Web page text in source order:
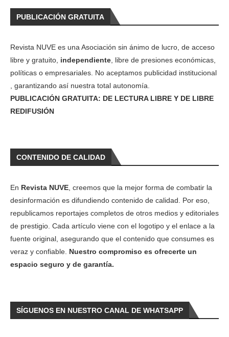
PUBLICACIÓN GRATUITA
Revista NUVE es una Asociación sin ánimo de lucro, de acceso
libre y gratuito, independiente , libre de presiones económicas,
políticas o empresariales. No aceptamos publicidad institucional
, garantizando así nuestra total autonomía.
PUBLICACIÓN GRATUITA: DE LECTURA LIBRE Y DE LIBRE
REDIFUSIÓN
CONTENIDO DE CALIDAD
En Revista NUVE , creemos que la mejor forma de combatir la
desinformación es difundiendo contenido de calidad. Por eso,
republicamos reportajes completos de otros medios y editoriales
de prestigio. Cada artículo viene con el logotipo y el enlace a la
fuente original, asegurando que el contenido que consumes es
veraz y confiable. Nuestro compromiso es ofrecerte un
espacio seguro y de garantía.
SÍGUENOS EN NUESTRO CANAL DE WHATSAPP